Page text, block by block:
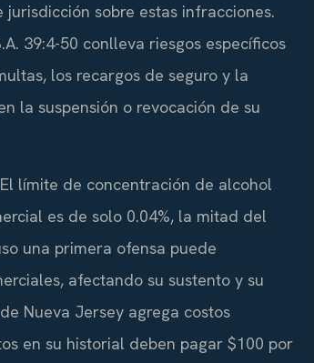
jurisdicción sobre estas infracciones.
39:4-50 conlleva riesgos específicos
los recargos de seguro y la
la suspensión o revocación de su
límite de concentración de alcohol
es de solo 0.04%, la mitad del
una primera ofensa puede
afectando su sustento y su
Nueva Jersey agrega costos
en su historial deben pagar $100 por